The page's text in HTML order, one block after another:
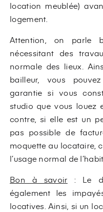
location meublée)
logement.
Attention, on parle
nécessitant des
normale des lieux.
bailleur, vous
garantie si vous
studio que vous louez
contre, si elle est un
pas possible de
moquette au locataire,
l’usage normal de
Bon à savoir : Le
également les
locatives. Ainsi, si un